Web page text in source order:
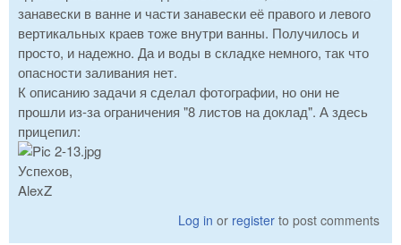
занавески в ванне и части занавески её правого и левого
вертикальных краев тоже внутри ванны. Получилось и
просто, и надежно. Да и воды в складке немного, так что
опасности заливания нет.
К описанию задачи я сделал фотографии, но они не
прошли из-за ограничения "8 листов на доклад". А здесь
прицепил:
Успехов,
AlexZ
Log in or register to post comments